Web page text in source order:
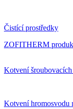
Čistící prostředky
ZOFITHERM
Kotvení
Kotvení hromosvodu